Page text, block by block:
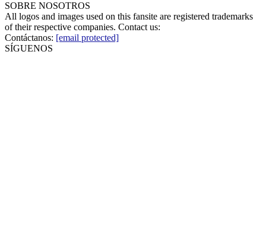
SOBRE NOSOTROS
All logos and images used on this fansite are registered trademarks
of their respective companies. Contact us:
Contáctanos: [email protected]
SÍGUENOS